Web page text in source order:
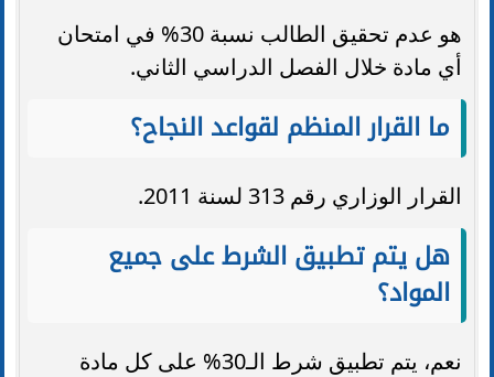
هو عدم تحقيق الطالب نسبة 30% في امتحان
أي مادة خلال الفصل الدراسي الثاني.
ما القرار المنظم لقواعد النجاح؟
القرار الوزاري رقم 313 لسنة 2011.
هل يتم تطبيق الشرط على جميع
المواد؟
نعم، يتم تطبيق شرط الـ30% على كل مادة